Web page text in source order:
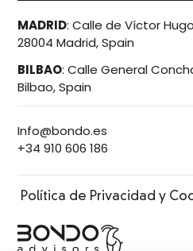
MADRID:Calle de Víctor
28004 Madrid, Spain
BILBAO:Calle General
Bilbao, Spain
Info@bondo.es
+34 910 606 186
Política de Privacidad y